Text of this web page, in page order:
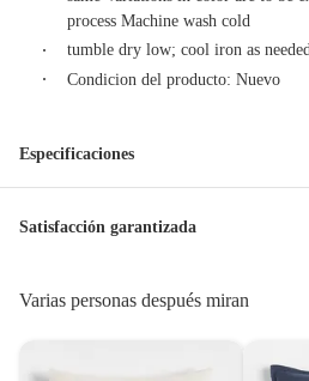
process Machine wash cold
tumble dry low; cool iron as
Condicion del producto: Nuevo
Especificaciones
Material del relleno
Material
Modelo
Satisfacción garantizada
hacer una devolución.
con restricciones y algunas que no se
Varias personas después miran